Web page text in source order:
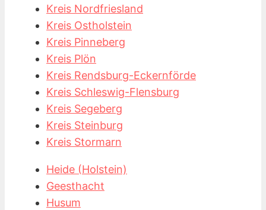
Kreis Nordfriesland
Kreis Ostholstein
Kreis Pinneberg
Kreis Plön
Kreis Rendsburg-Eckernförde
Kreis Schleswig-Flensburg
Kreis Segeberg
Kreis Steinburg
Kreis Stormarn
Heide (Holstein)
Geesthacht
Husum